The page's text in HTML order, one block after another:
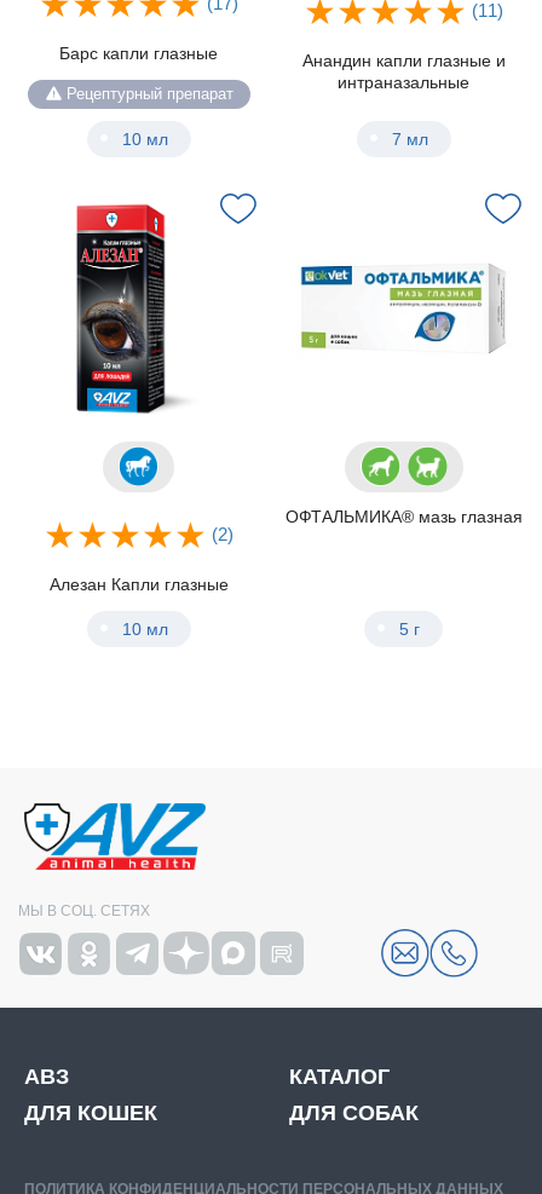
Барс капли глазные
Рецептурный препарат
10 мл
(11)
Анандин капли глазные и
интраназальные
7 мл
(2)
Алезан Капли глазные
10 мл
ОФТАЛЬМИКА® мазь глазная
5 г
МЫ В СОЦ. СЕТЯХ
АВЗ
КАТАЛОГ
ДЛЯ КОШЕК
ДЛЯ СОБАК
ПОЛИТИКА КОНФИДЕНЦИАЛЬНОСТИ ПЕРСОНАЛЬНЫХ ДАННЫХ